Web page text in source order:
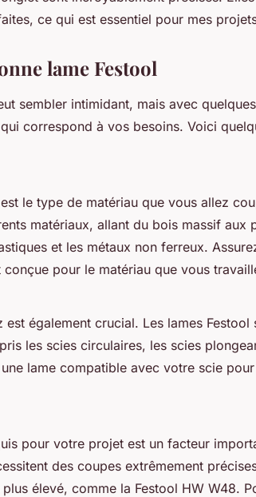
ce qui est essentiel pour mes
lame Festool
sembler intimidant, mais avec
correspond à vos besoins. Voici
le type de matériau que vous allez
matériaux, allant du bois massif aux
et les métaux non ferreux.
pour le matériau que vous
également crucial. Les lames
les scies circulaires, les scies
lame compatible avec votre scie
pour votre projet est un facteur
des coupes extrêmement
élevé, comme la Festool HW W48.